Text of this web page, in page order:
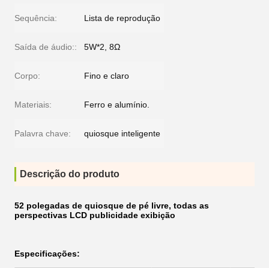
Sequência: Lista de reprodução
Saída de áudio:: 5W*2, 8Ω
Corpo: Fino e claro
Materiais: Ferro e alumínio.
Palavra chave: quiosque inteligente
Descrição do produto
52 polegadas de quiosque de pé livre, todas as
perspectivas LCD publicidade exibição
Especificações: